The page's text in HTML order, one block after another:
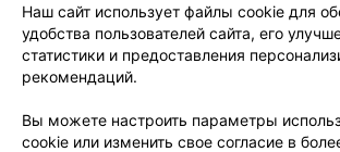
Вакансии
Партнеры
Написать руководителю
Обработка персональных
Наш сайт использует файлы cookie для
удобства пользователей сайта, его
статистики и предоставления
рекомендаций.
Вы можете настроить параметры
cookie или изменить свое согласие в